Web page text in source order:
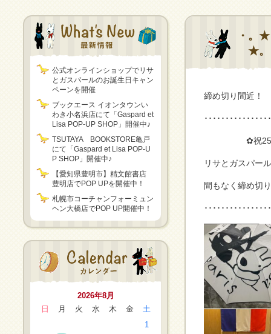
公式オンラインショップでリサ
とガスパールのお誕生日キャン
ペーンを開催
ブックエース イオンタウンい
わき小名浜店にて「Gaspard et
Lisa POP-UP SHOP」開催中♪
TSUTAYA BOOKSTORE亀戸
にて「Gaspard et Lisa POP-U
P SHOP」開催中♪
【愛知県豊明市】精文館書店
豊明店でPOP UPを開催中！
札幌市コーチャンフォーミュン
ヘン大橋店でPOP UP開催中！
2026年8月
日
月 火 水 木 金
土
1
・。
★。
締め切り間近！
･･･････････････
✿祝25
リサとガスパー
間もなく締め切
･･･････････････